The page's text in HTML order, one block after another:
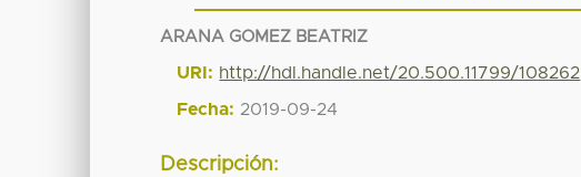
ARANA GOMEZ BEATRIZ
URI: http://hdl.handle.net/20.500.11799/108262
Fecha: 2019-09-24
Descripción: